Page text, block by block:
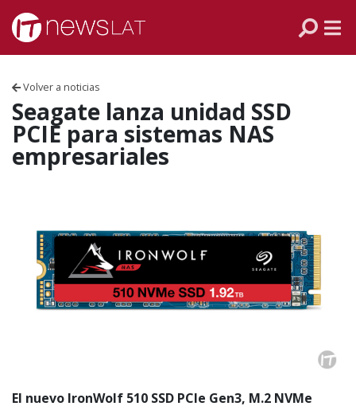
Skip to content
Volver a noticias
Seagate lanza unidad SSD
PCIE para sistemas NAS
empresariales
El nuevo IronWolf 510 SSD PCIe Gen3, M.2 NVMe
VENEZUELA
ECUADOR
ARGENTINA
MÉXICO